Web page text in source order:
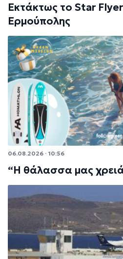
Εκτάκτως το Star
Ερμούπολης
06.08.2026 · 10:56
“Η θάλασσα μας